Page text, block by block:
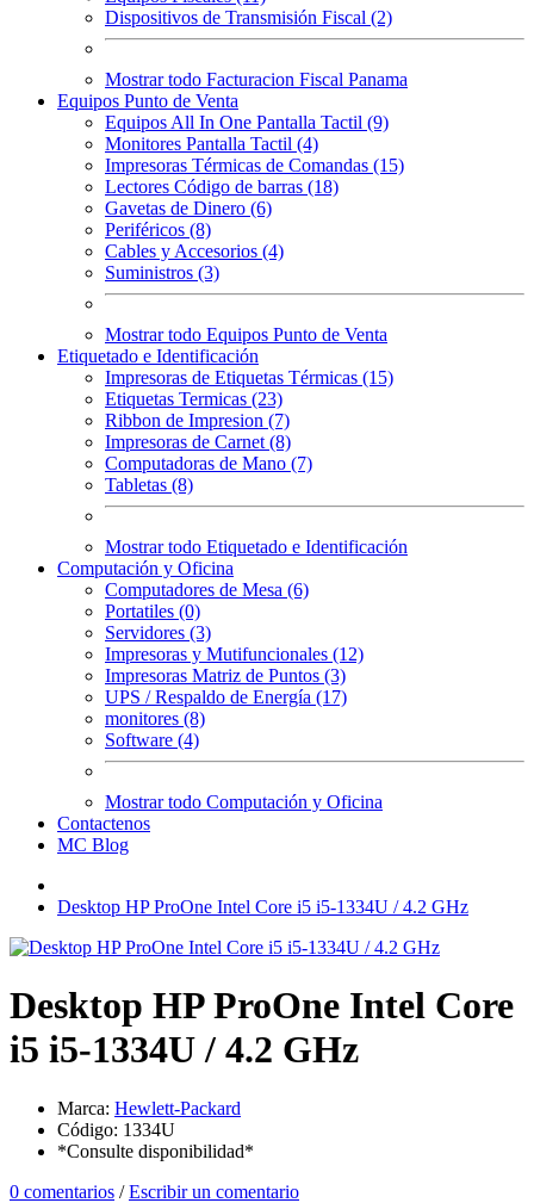
Dispositivos de Transmisión Fiscal (2)
Mostrar todo Facturacion Fiscal Panama
Equipos Punto de Venta
Equipos All In One Pantalla Tactil (9)
Monitores Pantalla Tactil (4)
Impresoras Térmicas de Comandas (15)
Lectores Código de barras (18)
Gavetas de Dinero (6)
Periféricos (8)
Cables y Accesorios (4)
Suministros (3)
Mostrar todo Equipos Punto de Venta
Etiquetado e Identificación
Impresoras de Etiquetas Térmicas (15)
Etiquetas Termicas (23)
Ribbon de Impresion (7)
Impresoras de Carnet (8)
Computadoras de Mano (7)
Tabletas (8)
Mostrar todo Etiquetado e Identificación
Computación y Oficina
Computadores de Mesa (6)
Portatiles (0)
Servidores (3)
Impresoras y Mutifuncionales (12)
Impresoras Matriz de Puntos (3)
UPS / Respaldo de Energía (17)
monitores (8)
Software (4)
Mostrar todo Computación y Oficina
Contactenos
MC Blog
Desktop HP ProOne Intel Core i5 i5-1334U / 4.2 GHz
Desktop HP ProOne Intel Core
i5 i5-1334U / 4.2 GHz
Marca: Hewlett-Packard
Código: 1334U
*Consulte disponibilidad*
0 comentarios /Escribir un comentario